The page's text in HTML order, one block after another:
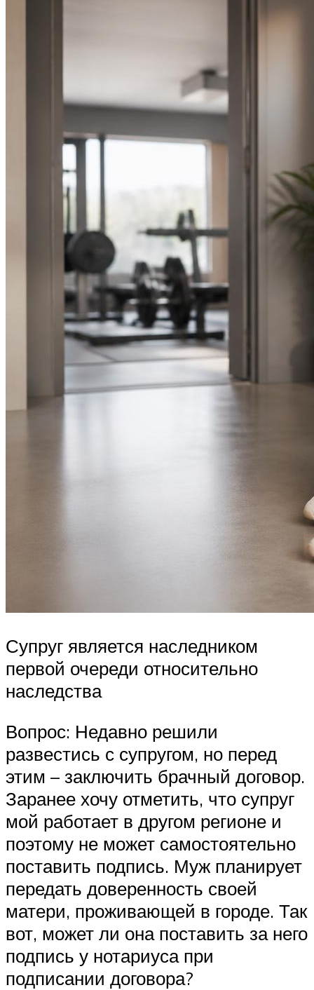
Супруг является наследником
первой очереди относительно
наследства
Вопрос: Недавно решили
развестись с супругом, но перед
этим – заключить брачный договор.
Заранее хочу отметить, что супруг
мой работает в другом регионе и
поэтому не может самостоятельно
поставить подпись. Муж планирует
передать доверенность своей
матери, проживающей в городе. Так
вот, может ли она поставить за него
подпись у нотариуса при
подписании договора?